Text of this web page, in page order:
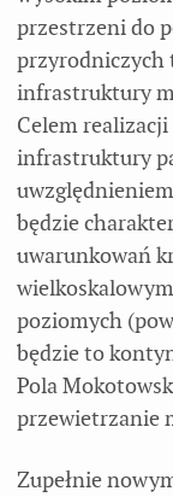
przestrzeni do
przyrodniczych
infrastruktury
Celem
infrastruktury
będzie
uwarunkowań
poziomych
będzie to
Pola
przewietrzanie
Zupełnie